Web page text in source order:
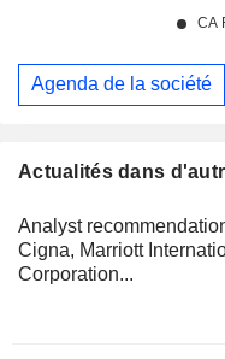
Actualités dans
Analyst
Cigna, Marriott
Corporation...
Agenda de la société